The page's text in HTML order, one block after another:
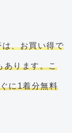
、お買い得で
あります。こ
に1着分無料